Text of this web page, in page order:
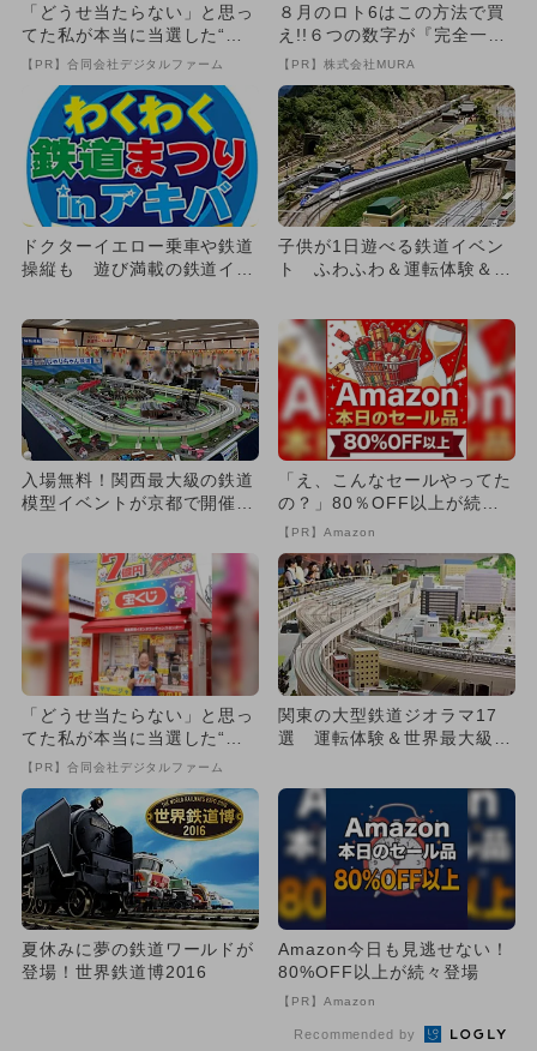
「どうせ当たらない」と思っ
てた私が本当に当選した“買
い方”がこれ
【PR】合同会社デジタルファーム
８月のロト6はこの方法で買
え!!６つの数字が『完全一
致』する方法
【PR】株式会社MURA
ドクターイエロー乗車や鉄道
操縦も 遊び満載の鉄道イベ
子供が1日遊べる鉄道イベン
ト ふわふわ＆運転体験＆ミ
入場無料！関西最大級の鉄道
模型イベントが京都で開催決
「え、こんなセールやってた
の？」80％OFF以上が続々
登場！Amazonの本気が...
【PR】Amazon
「どうせ当たらない」と思っ
てた私が本当に当選した“買
い方”がこれ
【PR】合同会社デジタルファーム
関東の大型鉄道ジオラマ17
選 運転体験＆世界最大級＆
夏休みに夢の鉄道ワールドが
登場！世界鉄道博2016
Amazon今日も見逃せない！
80%OFF以上が続々登場
【PR】Amazon
Recommended by